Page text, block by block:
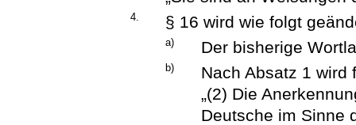
4. § 16 wird wie folgt
a) Der bisherige
b)
Nach Absatz 1 wird
„(2) Die
Deutsche im Sinne